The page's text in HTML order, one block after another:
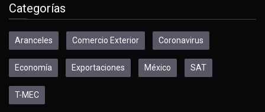
Categorías
Aranceles Comercio Exterior Coronavirus
Economía Exportaciones México SAT
T-MEC